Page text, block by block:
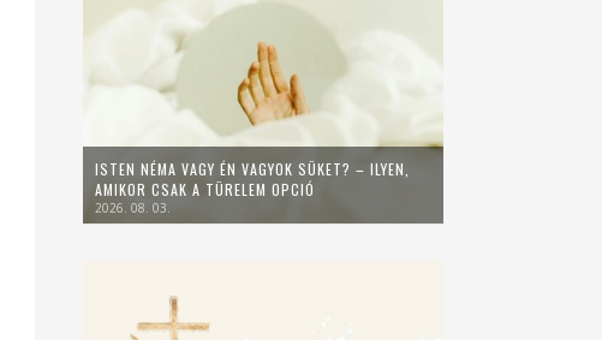
ISTEN NÉMA VAGY ÉN VAGYOK SÜKET? – ILYEN,
AMIKOR CSAK A TÜRELEM OPCIÓ
2026. 08. 03.